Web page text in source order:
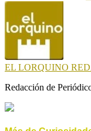
EL LORQUINO
Redacción de